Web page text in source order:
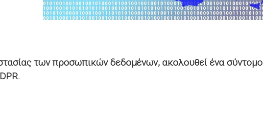
των προσωπικών δεδομένων, ακολουθεί ένα σύντομο